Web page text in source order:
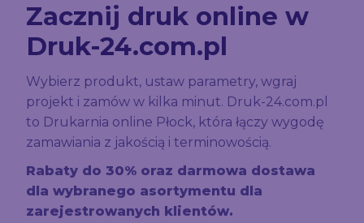
Zacznij druk online w
Druk-24.com.pl
Wybierz produkt, ustaw parametry, wgraj
projekt i zamów w kilka minut. Druk-24.com.pl
to Drukarnia online Płock, która łączy wygodę
zamawiania z jakością i terminowością.
Rabaty do 30% oraz darmowa dostawa
dla wybranego asortymentu dla
zarejestrowanych klientów.